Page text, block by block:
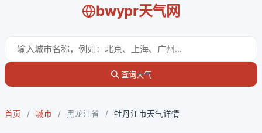
bwypr天气网
查询天气
首页 / 城市 / 黑龙江省 / 牡丹江市天气详情